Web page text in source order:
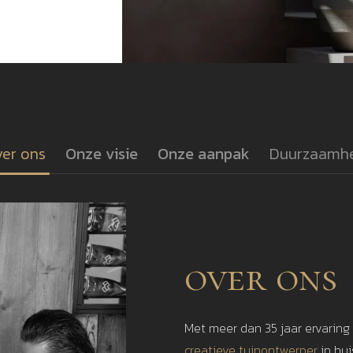
ons Onze visie Onze aanpak
over ons
Met meer dan 35 jaar